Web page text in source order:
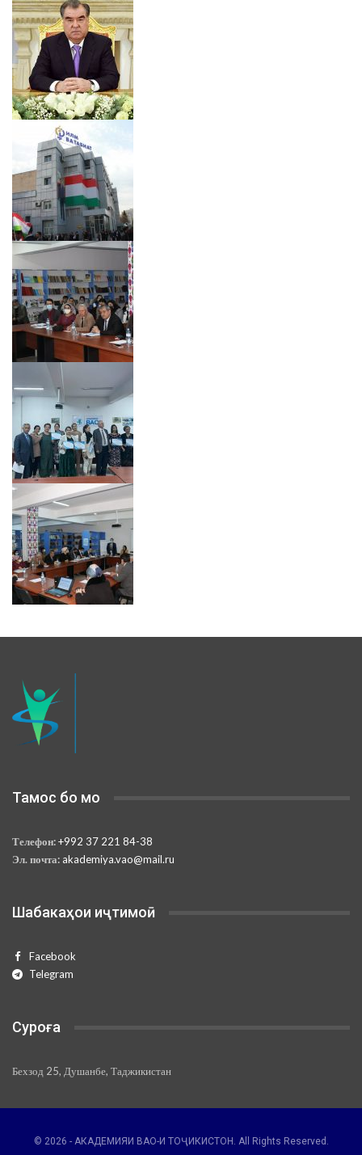
Тамос бо мо
Телефон:+992 37 221 84-38
Эл. почта: akademiya.vao@mail.ru
Шабакаҳои иҷтимоӣ
Facebook
Telegram
Суроға
Бехзод 25, Душанбе, Таджикистан
© 2026 - АКАДЕМИЯИ ВАО-И ТОҶИКИСТОН. All Rights Reserved.